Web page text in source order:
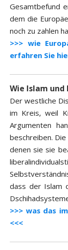
Gesamtbefund
dem die
noch zu zahlen
>>> wie
erfahren Sie
Wie Islam
Der westliche
im Kreis, weil
Argumenten
beschreiben.
denen sie sie
dass der Islam
>>> was das
<<<